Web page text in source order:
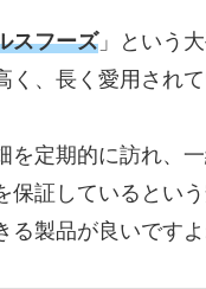
スフーズ」という
、長く愛用され
を定期的に訪れ、
保証しているとい
製品が良いですよ